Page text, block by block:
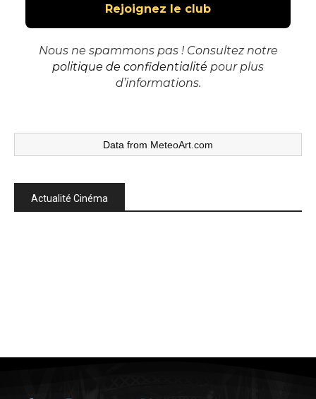
Nous ne spammons pas ! Consultez notre
politique de confidentialité pour plus
d’informations.
Data from MeteoArt.com
Actualité Cinéma